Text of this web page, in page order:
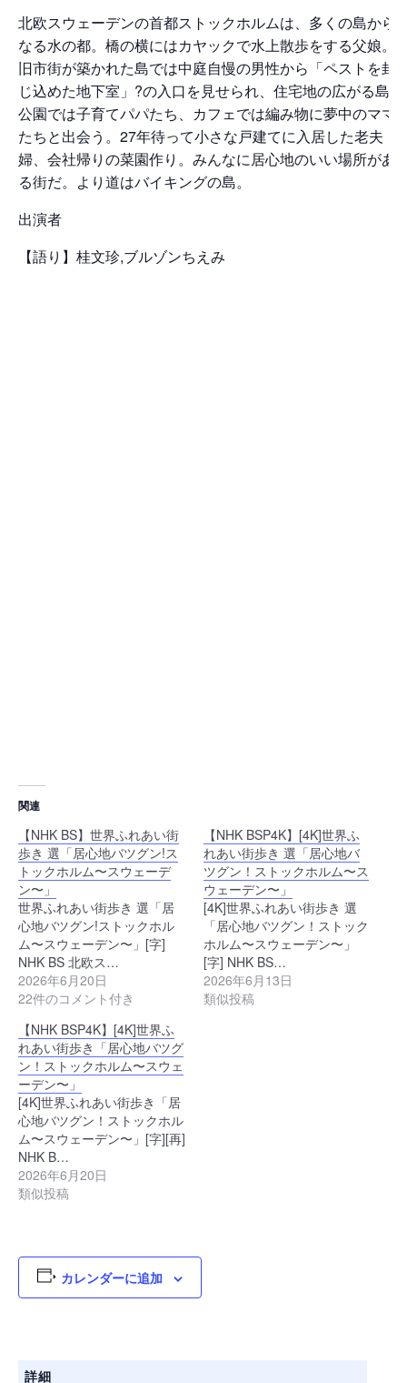
北欧スウェーデンの首都ストックホルムは、多くの島から
なる水の都。橋の横にはカヤックで水上散歩をする父娘。
旧市街が築かれた島では中庭自慢の男性から「ペストを封
じ込めた地下室」?の入口を見せられ、住宅地の広がる島の
公園では子育てパパたち、カフェでは編み物に夢中のママ
たちと出会う。27年待って小さな戸建てに入居した老夫
婦、会社帰りの菜園作り。みんなに居心地のいい場所があ
る街だ。より道はバイキングの島。
出演者
【語り】桂文珍,ブルゾンちえみ
関連
【NHK BS】世界ふれあい街
歩き 選「居心地バツグン!ス
トックホルム〜スウェーデ
ン〜」
世界ふれあい街歩き 選「居
心地バツグン!ストックホル
ム〜スウェーデン〜」[字]
NHK BS 北欧ス…
2026年6月20日
22件のコメント付き
【NHK BSP4K】[4K]世界ふ
れあい街歩き 選「居心地バ
ツグン！ストックホルム〜ス
ウェーデン〜」
[4K]世界ふれあい街歩き 選
「居心地バツグン！ストック
ホルム〜スウェーデン〜」
[字] NHK BS…
2026年6月13日
類似投稿
【NHK BSP4K】[4K]世界ふ
れあい街歩き「居心地バツグ
ン！ストックホルム〜スウェ
ーデン〜」
[4K]世界ふれあい街歩き「居
心地バツグン！ストックホル
ム〜スウェーデン〜」[字][再]
NHK B…
2026年6月20日
類似投稿
カレンダーに追加
詳細